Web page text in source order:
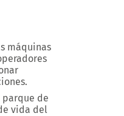
máquinas
parque de
vida del